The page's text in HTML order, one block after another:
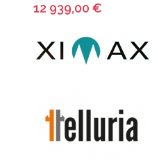
12 939,00 €